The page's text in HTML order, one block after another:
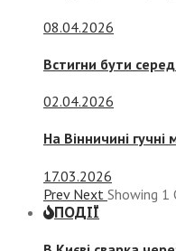
08.04.2026
Встигни бути
02.04.2026
На Вінничині
17.03.2026
Prev Next Showing 1
ПОДІЇ